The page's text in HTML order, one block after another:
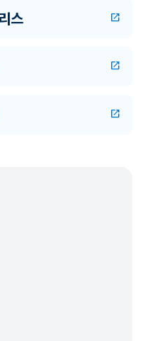
스 open_in_new
open_in_new
open_in_new